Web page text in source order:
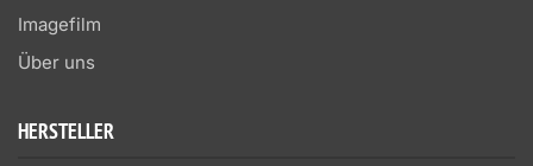
Imagefilm
Über uns
HERSTELLER